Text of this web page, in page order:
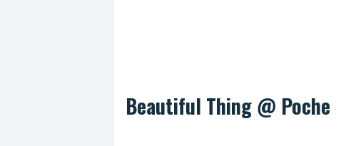
Beautiful Thing @ Poche